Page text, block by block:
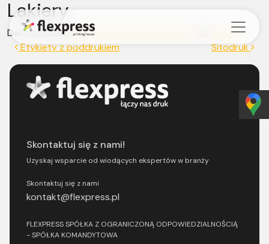
Przejdź do treści
Lakiery
Data publikacji2025-08-06 admin
Nawigacja wpisu
Etykiety z poddrukiem Sitodruk
Skontaktuj się z nami!
Uzyskaj wsparcie od wiodących ekspertów w branży
Skontaktuj się z nami
kontakt@flexpress.pl
FLEXPRESS SPÓŁKA Z OGRANICZONĄ ODPOWIEDZIALNOŚCIĄ
- SPÓŁKA KOMANDYTOWA